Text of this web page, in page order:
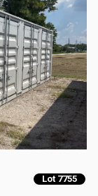
Lot 7755